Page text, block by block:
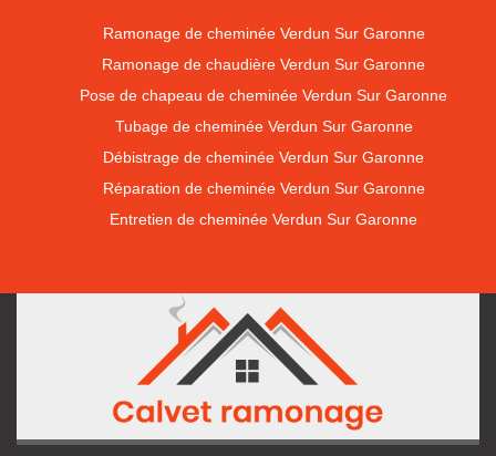
Ramonage de cheminée Verdun Sur Garonne
Ramonage de chaudière Verdun Sur Garonne
Pose de chapeau de cheminée Verdun Sur Garonne
Tubage de cheminée Verdun Sur Garonne
Débistrage de cheminée Verdun Sur Garonne
Réparation de cheminée Verdun Sur Garonne
Entretien de cheminée Verdun Sur Garonne